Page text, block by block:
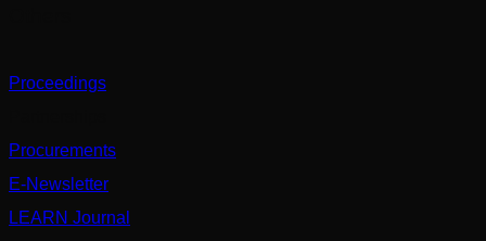
Proceedings
Procurements
E-Newsletter
LEARN Journal